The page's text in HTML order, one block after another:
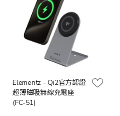
Elementz - Qi2官方認證
超薄磁吸無線充電座
(FC-51)